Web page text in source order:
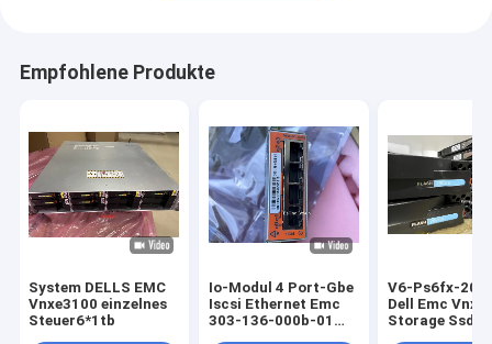
Empfohlene Produkte
System DELLS EMC
Vnxe3100 einzelnes
Steuer6*1tb
Io-Modul 4 Port-Gbe
Iscsi Ethernet Emc
303-136-000b-01
V6-Ps6fx-200
Dell Emc Vnx
Storage Ssd